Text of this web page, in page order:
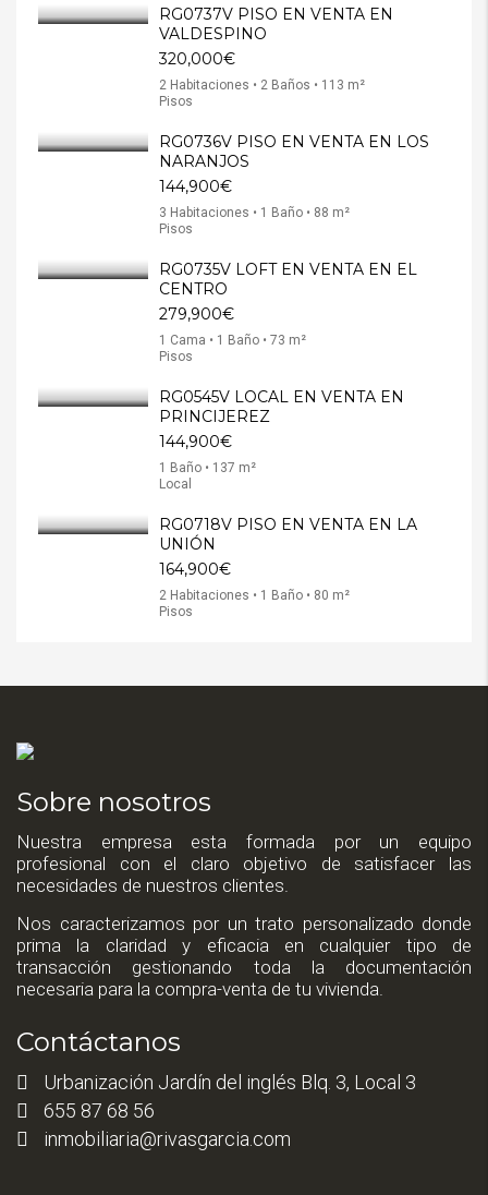
RG0737V PISO EN VENTA EN
VALDESPINO
320,000€
2 Habitaciones • 2 Baños • 113 m²
Pisos
RG0736V PISO EN VENTA EN LOS
NARANJOS
144,900€
3 Habitaciones • 1 Baño • 88 m²
Pisos
RG0735V LOFT EN VENTA EN EL
CENTRO
279,900€
1 Cama • 1 Baño • 73 m²
Pisos
RG0545V LOCAL EN VENTA EN
PRINCIJEREZ
144,900€
1 Baño • 137 m²
Local
RG0718V PISO EN VENTA EN LA
UNIÓN
164,900€
2 Habitaciones • 1 Baño • 80 m²
Pisos
Sobre nosotros
Nuestra empresa esta formada por un equipo
profesional con el claro objetivo de satisfacer las
necesidades de nuestros clientes.
Nos caracterizamos por un trato personalizado donde
prima la claridad y eficacia en cualquier tipo de
transacción gestionando toda la documentación
necesaria para la compra-venta de tu vivienda.
Contáctanos
Urbanización Jardín del inglés Blq. 3, Local 3
655 87 68 56
inmobiliaria@rivasgarcia.com